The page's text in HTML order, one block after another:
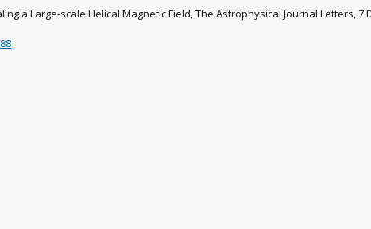
a Large-scale Helical Magnetic Field, The Astrophysical Journal Letters, 7